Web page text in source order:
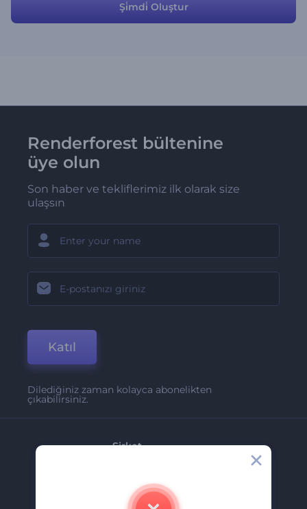
Şi̇mdi̇ Oluştur
Renderforest bültenine
üye olun
Son haber ve tekliflerimiz ilk olarak size
ulaşsın
Katıl
Dilediğiniz zaman kolayca abonelikten
çıkabilirsiniz.
Şirket
İletişim